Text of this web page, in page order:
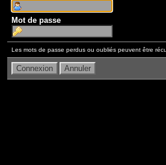
Mot de passe
Les mots de passe perdus ou oubliés peuvent être